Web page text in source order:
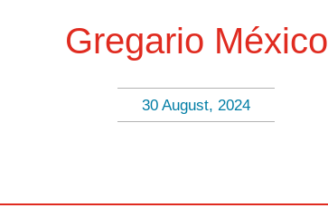
Gregario México
30 August, 2024